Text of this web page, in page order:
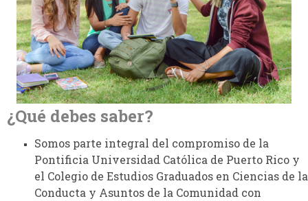
¿Qué debes saber?
Somos parte integral del compromiso de la
Pontificia Universidad Católica de Puerto Rico y
el Colegio de Estudios Graduados en Ciencias de la
Conducta y Asuntos de la Comunidad con